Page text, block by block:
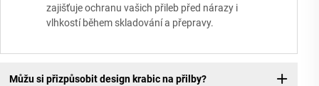
zajišťuje ochranu vašich přileb před nárazy i
vlhkostí během skladování a přepravy.
Můžu si přizpůsobit design krabic na přilby?